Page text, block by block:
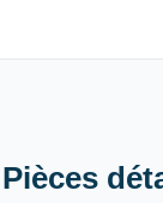
Pièces